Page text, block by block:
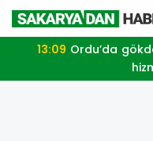
13:09